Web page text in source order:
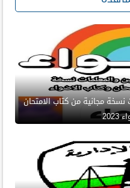
مجانية من كتاب الامتحان